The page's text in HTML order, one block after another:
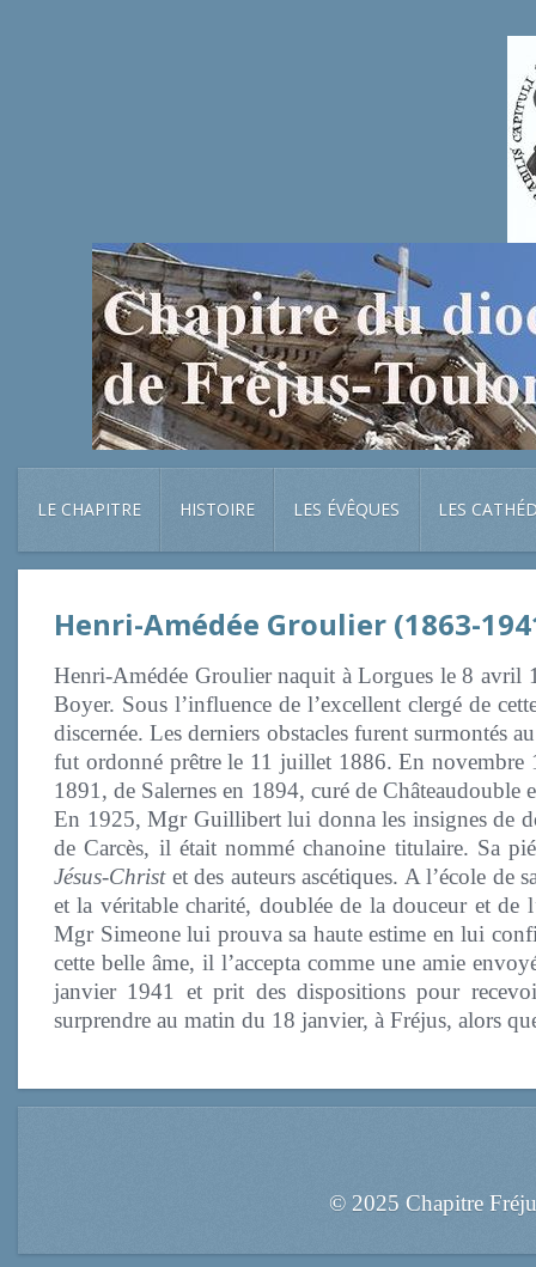
LE CHAPITRE HISTOIRE LES ÉVÊQUES LES
Henri-Amédée Groulier (1863-
Henri-Amédée Groulier naquit à Lorgues le 8 avril
Boyer. Sous l’influence de l’excellent clergé de
discernée. Les derniers obstacles furent surmontés
fut ordonné prêtre le 11 juillet 1886. En novembre
1891, de Salernes en 1894, curé de
En 1925, Mgr Guillibert lui donna les insignes de
de Carcès, il était nommé chanoine titulaire. Sa
Jésus-Christ et des auteurs ascétiques. A l’école de
et la véritable charité, doublée de la douceur et de
Mgr Simeone lui prouva sa haute estime en lui
cette belle âme, il l’accepta comme une amie
janvier 1941 et prit des dispositions pour
surprendre au matin du 18 janvier, à Fréjus, alors
© 2025 Chapitre